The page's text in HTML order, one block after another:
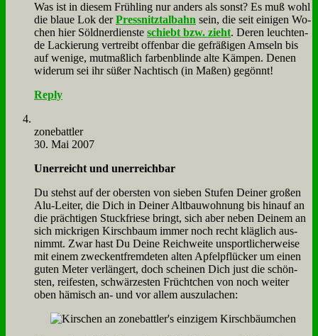
Was ist in die­sem Früh­ling nur an­ders als sonst? Es muß wohl
die blaue Lok derPress­nitz­tal­bahn sein, die seit ei­ni­gen Wo­
chen hier Söld­ner­dien­ste schiebt bzw. zieht. De­ren leuch­ten­
de Lackie­rung ver­treibt of­fen­bar die ge­frä­ßi­gen Am­seln bis
auf we­ni­ge, mut­maß­lich far­ben­blin­de al­te Käm­pen. De­nen
wi­der­um sei ihr sü­ßer Nach­tisch (in Ma­ßen) ge­gönnt!
Reply
zone­batt­ler
30. Mai 2007
Un­er­reicht und un­er­reich­bar
Du stehst auf der ober­sten von sie­ben Stu­fen Dei­ner gro­ßen
Alu-Lei­ter, die Dich in Dei­ner Alt­bau­woh­nung bis hin­auf an
die präch­ti­gen Stuck­frie­se bringt, sich aber ne­ben Dei­nem an
sich mick­ri­gen Kirsch­baum im­mer noch recht kläg­lich aus­
nimmt. Zwar hast Du Dei­ne Reich­wei­te un­sport­li­cher­wei­se
mit ei­nem zweck­ent­frem­de­ten al­ten Ap­fel­pflücker um ei­nen
gu­ten Me­ter ver­län­gert, doch schei­nen Dich just die schön­
sten, rei­fe­sten, schwär­ze­sten Frücht­chen von noch wei­ter
oben hä­misch an- und vor al­lem aus­zu­la­chen: